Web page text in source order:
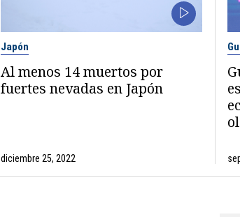
Japón
Al menos 14 muertos por
fuertes nevadas en Japón
diciembre 25, 2022